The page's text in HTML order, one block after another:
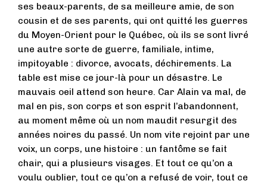
ses beaux-parents, de sa meilleure amie, de son
cousin et de ses parents, qui ont quitté les guerres
du Moyen-Orient pour le Québec, où ils se sont livré
une autre sorte de guerre, familiale, intime,
impitoyable : divorce, avocats, déchirements. La
table est mise ce jour-là pour un désastre. Le
mauvais oeil attend son heure. Car Alain va mal, de
mal en pis, son corps et son esprit l’abandonnent,
au moment même où un nom maudit resurgit des
années noires du passé. Un nom vite rejoint par une
voix, un corps, une histoire : un fantôme se fait
chair, qui a plusieurs visages. Et tout ce qu’on a
voulu oublier, tout ce qu’on a refusé de voir, tout ce